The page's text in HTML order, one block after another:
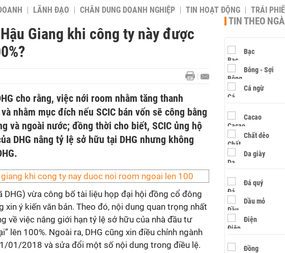
LÃNH ĐẠO CHÂN DUNG DOANH NGHIỆP TIN HOẠT ĐỘNG TRÁI
Giang khi công ty này được
cho rằng, việc nới room nhằm tăng thanh
nhằm mục đích nếu SCIC bán vốn sẽ công bằng
và ngoài nước; đồng thời cho biết, SCIC ủng hộ
DHG nâng tỷ lệ sở hữu tại DHG nhưng không
DHG) vừa công bố tài liệu họp đại hội đồng cổ đông
ý kiến văn bản. Theo đó, nội dung quan trọng nhất
về việc nâng giới hạn tỷ lệ sở hữu của nhà đầu tư
lên 100%. Ngoài ra, DHG cũng xin điều chỉnh ngành
01/2018 và sửa đổi một số nội dung trong điều lệ.
TIN THEO
Bạc
Bông - Sợi
Cá ngừ
Cacao
Chất dẻo
Da giày
Đá quý
Dầu mỏ
Điện
Đồng